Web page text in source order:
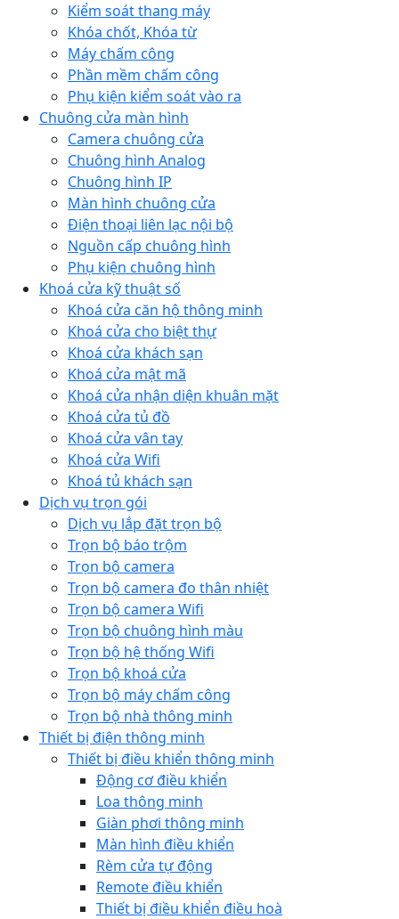
Kiểm soát thang máy
Khóa chốt, Khóa từ
Máy chấm công
Phần mềm chấm công
Phụ kiện kiểm soát vào ra
Chuông cửa màn hình
Camera chuông cửa
Chuông hình Analog
Chuông hình IP
Màn hình chuông cửa
Điện thoại liên lạc nội bộ
Nguồn cấp chuông hình
Phụ kiện chuông hình
Khoá cửa kỹ thuật số
Khoá cửa căn hộ thông minh
Khoá cửa cho biệt thự
Khoá cửa khách sạn
Khoá cửa mật mã
Khoá cửa nhận diện khuân mặt
Khoá cửa tủ đồ
Khoá cửa vân tay
Khoá cửa Wifi
Khoá tủ khách sạn
Dịch vụ trọn gói
Dịch vụ lắp đặt trọn bộ
Trọn bộ báo trộm
Trọn bộ camera
Trọn bộ camera đo thân nhiệt
Trọn bộ camera Wifi
Trọn bộ chuông hình màu
Trọn bộ hệ thống Wifi
Trọn bộ khoá cửa
Trọn bộ máy chấm công
Trọn bộ nhà thông minh
Thiết bị điện thông minh
Thiết bị điều khiển thông minh
Động cơ điều khiển
Loa thông minh
Giàn phơi thông minh
Màn hình điều khiển
Rèm cửa tự động
Remote điều khiển
Thiết bị điều khiển điều hoà